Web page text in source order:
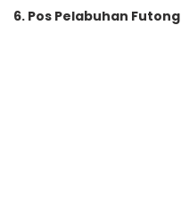
6. Pos Pelabuhan Futong